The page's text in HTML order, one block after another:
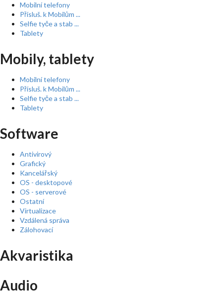
Mobilní telefony
Přísluš. k Mobilům ...
Selfie tyče a stab ...
Tablety
Mobily, tablety
Mobilní telefony
Přísluš. k Mobilům ...
Selfie tyče a stab ...
Tablety
Software
Antivirový
Grafický
Kancelářský
OS - desktopové
OS - serverové
Ostatní
Virtualizace
Vzdálená správa
Zálohovací
Akvaristika
Audio